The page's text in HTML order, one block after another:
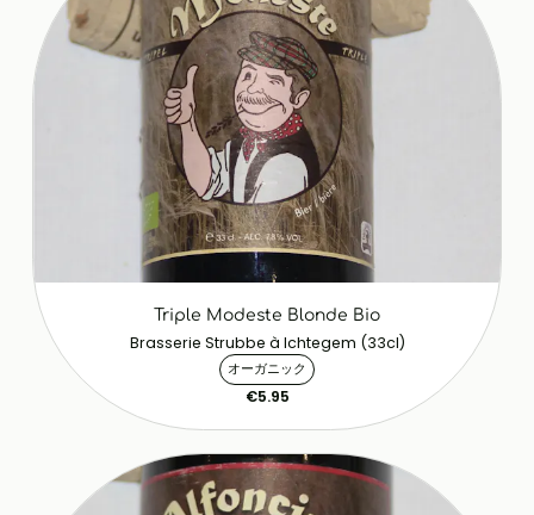
Triple Modeste Blonde Bio
Brasserie Strubbe à Ichtegem (33cl)
オーガニック
€5.95